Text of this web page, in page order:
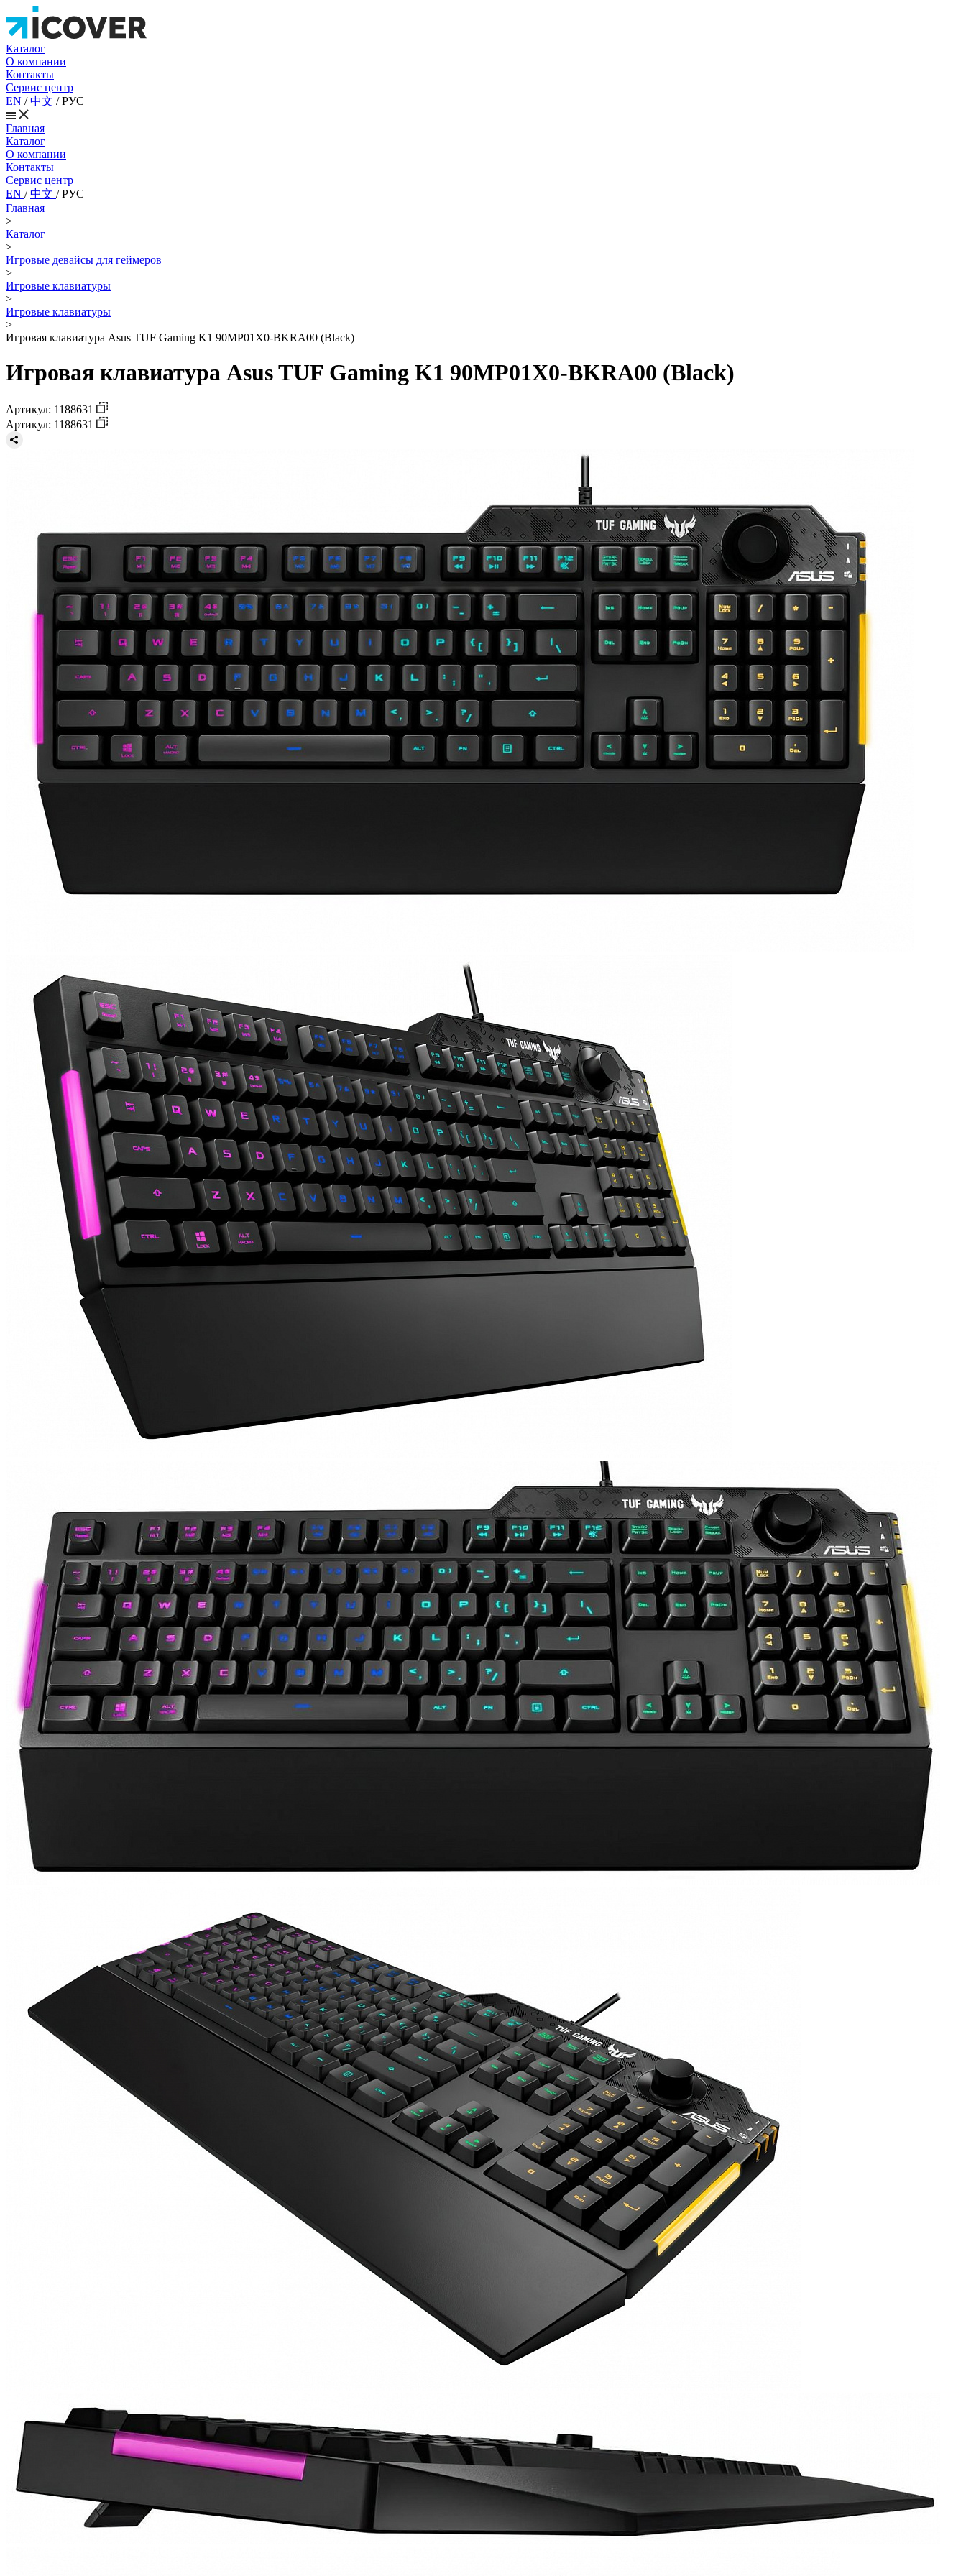
Каталог
О компании
Контакты
Сервис центр
EN /中文 /РУС
Главная
Каталог
О компании
Контакты
Сервис центр
EN /中文 /РУС
Главная
>
Каталог
>
Игровые девайсы для геймеров
>
Игровые клавиатуры
>
Игровые клавиатуры
>
Игровая клавиатура Asus TUF Gaming K1 90MP01X0-BKRA00 (Black)
Игровая клавиатура Asus TUF Gaming K1 90MP01X0-BKRA00 (Black)
Артикул: 1188631
Артикул: 1188631